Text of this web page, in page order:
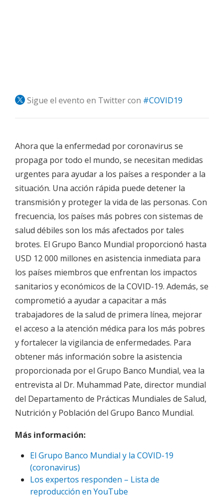
Sigue el evento en Twitter con #COVID19
Ahora que la enfermedad por coronavirus se
propaga por todo el mundo, se necesitan medidas
urgentes para ayudar a los países a responder a la
situación. Una acción rápida puede detener la
transmisión y proteger la vida de las personas. Con
frecuencia, los países más pobres con sistemas de
salud débiles son los más afectados por tales
brotes. El Grupo Banco Mundial proporcionó hasta
USD 12 000 millones en asistencia inmediata para
los países miembros que enfrentan los impactos
sanitarios y económicos de la COVID-19. Además, se
comprometió a ayudar a capacitar a más
trabajadores de la salud de primera línea, mejorar
el acceso a la atención médica para los más pobres
y fortalecer la vigilancia de enfermedades. Para
obtener más información sobre la asistencia
proporcionada por el Grupo Banco Mundial, vea la
entrevista al Dr. Muhammad Pate, director mundial
del Departamento de Prácticas Mundiales de Salud,
Nutrición y Población del Grupo Banco Mundial.
Más información:
El Grupo Banco Mundial y la COVID-19
(coronavirus)
Los expertos responden – Lista de
reproducción en YouTube